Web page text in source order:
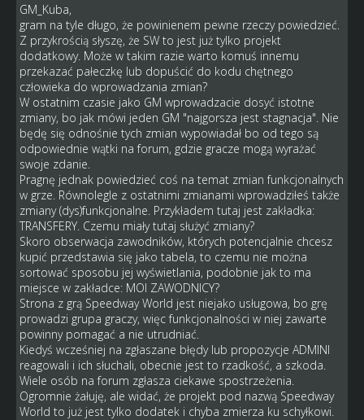
GM_Kuba,
gram na tyle długo, że powinienem pewne rzeczy powiedzieć.
Z przykrością słyszę, że SW to jest już tylko projekt
dodatkowy. Może w takim razie warto komuś innemu
przekazać pałeczkę lub dopuścić do kodu chętnego
człowieka do wprowadzania zmian?
W ostatnim czasie jako GM wprowadzacie dosyć istotne
zmiany, bo jak mówi jeden GM "najgorsza jest stagnacja". Nie
będę się odnośnie tych zmian wypowiadał bo od tego są
odpowiednie wątki na forum, gdzie gracze mogą wyrażać
swoje zdanie.
Pragnę jednak powiedzieć coś na temat zmian funkcjonalnych
w grze. Równolegle z ostatnimi zmianami wprowadziłeś także
zmiany (dys)funkcjonalne. Przykładem tutaj jest zakładka:
TRANSFERY. Czemu miały tutaj służyć zmiany?
Skoro obserwacja zawodników, których potencjalnie chcesz
kupić przedstawia się jako tabela, to czemu nie można
sortować sposobu jej wyświetlania, podobnie jak to ma
miejsce w zakładce: MOI ZAWODNICY?
Strona z grą Speedway World jest niejako usługowa, bo grę
prowadzi grupa graczy, więc funkcjonalności w niej zawarte
powinny pomagać a nie utrudniać.
Kiedyś wcześniej na zgłaszane błędy lub propozycje ADMINI
reagowali i ich słuchali, obecnie jest to rzadkość, a szkoda.
Wiele osób na forum zgłasza ciekawe spostrzeżenia.
Ogromnie żałuję, ale widać, że projekt pod nazwą Speedway
World to już jest tylko dodatek i chyba zmierza ku schyłkowi.